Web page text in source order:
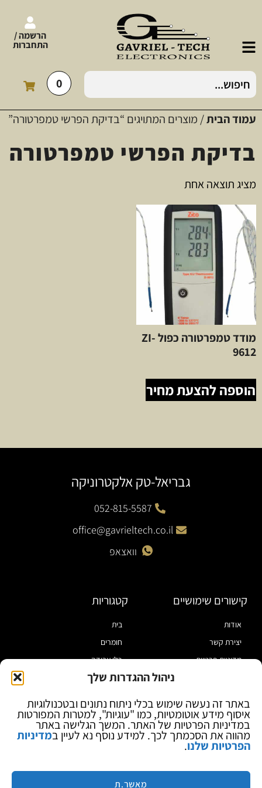
ניהול ההגדרות שלך
באתר זה נעשה שימוש בכלי ניתוח נתונים ובטכנולוגיות
איסוף מידע אוטומטיות, כמו "עוגיות", למטרות המפורטות
במדיניות הפרטיות של האתר. המשך הגלישה באתר
מהווה את הסכמתך לכך. למידע נוסף נא לעיין במדיניות
הפרטיות שלנו.
מאשר.ת
הרשמה /
התחברות
0
עמוד הבית/ מוצרים המתויגים “בדיקת הפרשי טמפרטורה”
בדיקת הפרשי טמפרטורה
מציג תוצאה אחת
מודד טמפרטורה כפול ZI-
9612
הוספה להצעת מחיר
גבריאל-טק אלקטרוניקה
052-815-5587
office@gavrieltech.co.il
וואצאפ
קישורים שימושיים
אודות
יצירת קשר
מדיניות פרטיות
בלוג
קטגוריות
בית
חומרים
כלי עבודה
מוצרי הלחמה
ספקי כח ומודדים
ציוד אופטי להגדלה
מותגים